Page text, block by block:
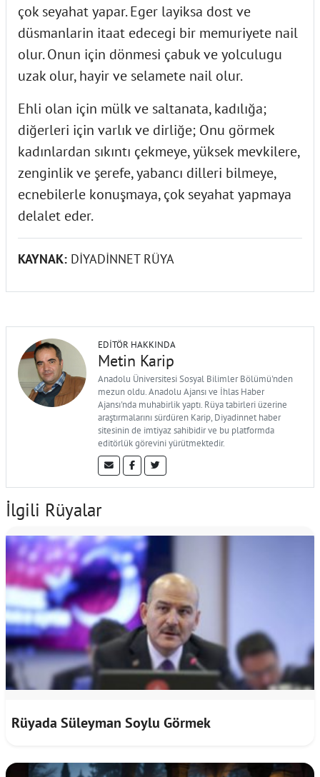
çok seyahat yapar. Eger layiksa dost ve
düsmanlarin itaat edecegi bir memuriyete nail
olur. Onun için dönmesi çabuk ve yolculugu
uzak olur, hayir ve selamete nail olur.
Ehli olan için mülk ve saltanata, kadılığa;
diğerleri için varlık ve dirliğe; Onu görmek
kadınlardan sıkıntı çekmeye, yüksek mevkilere,
zenginlik ve şerefe, yabancı dilleri bilmeye,
ecnebilerle konuşmaya, çok seyahat yapmaya
delalet eder.
KAYNAK: DİYADİNNET RÜYA
EDITÖR HAKKINDA
Metin Karip
Anadolu Üniversitesi Sosyal Bilimler Bölümü'nden
mezun oldu. Anadolu Ajansı ve İhlas Haber
Ajansı'nda muhabirlik yaptı. Rüya tabirleri üzerine
araştırmalarını sürdüren Karip, Diyadinnet haber
sitesinin de imtiyaz sahibidir ve bu platformda
editörlük görevini yürütmektedir.
İlgili Rüyalar
Rüyada Süleyman Soylu Görmek